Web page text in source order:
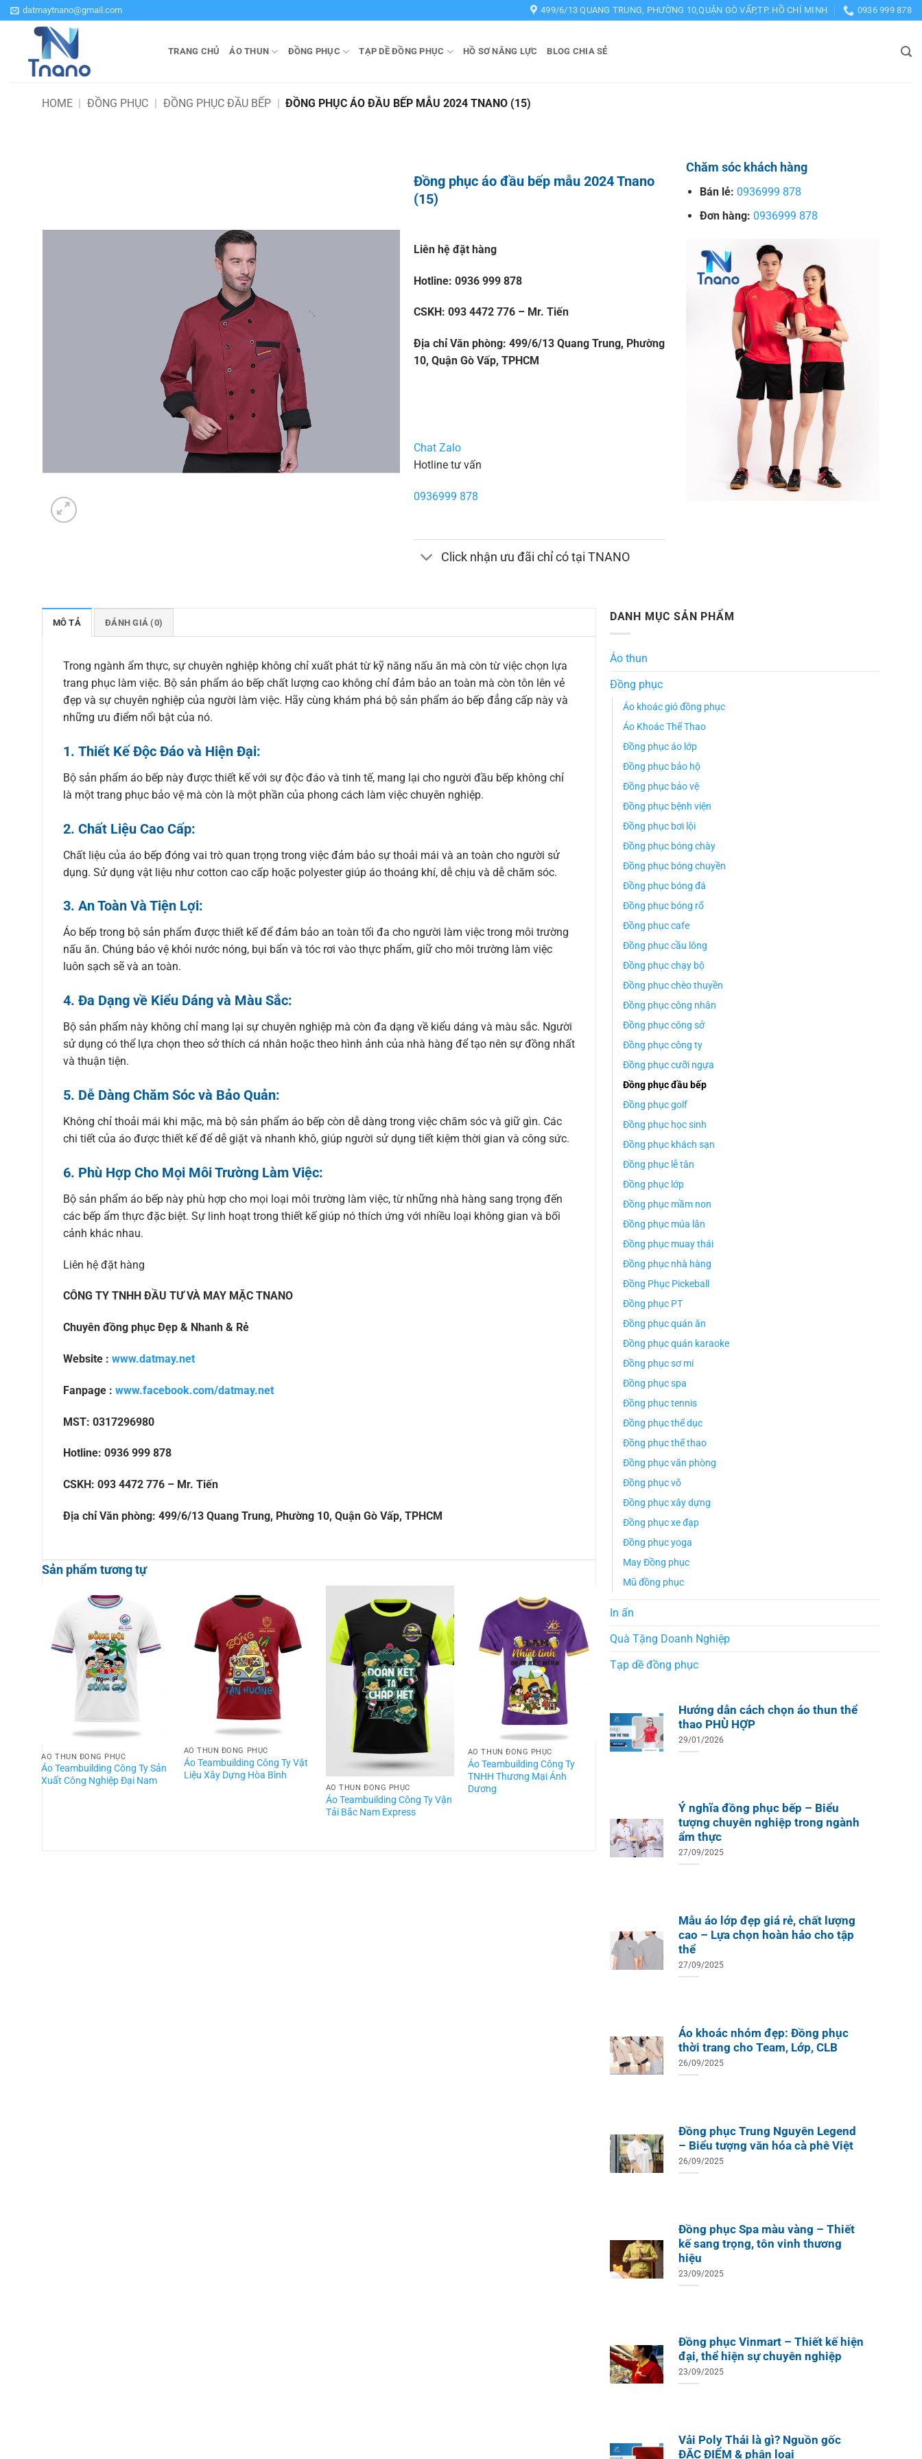
Bỏ
qua
datmaytnano@gmail.com 499/6/13 QUANG TRUNG, PHƯỜNG 10,QUẬN GÒ VẤP,TP. HỒ CHÍ MINH 0936 999 878
TRANG CHỦ ÁO THUN ĐỒNG PHỤC TẠP DỀ ĐỒNG PHỤC HỒ SƠ NĂNG LỰC BLOG CHIA SẺ
HOME | ĐỒNG PHỤC | ĐỒNG PHỤC ĐẦU BẾP | ĐỒNG PHỤC ÁO ĐẦU BẾP MẪU 2024 TNANO (15)
Đồng phục áo đầu bếp mẫu 2024 Tnano
(15)
Liên hệ đặt hàng
Hotline: 0936 999 878
CSKH: 093 4472 776 – Mr. Tiến
Địa chỉ Văn phòng: 499/6/13 Quang Trung, Phường
10, Quận Gò Vấp, TPHCM
Chat Zalo
Hotline tư vấn
0936999 878
Click nhận ưu đãi chỉ có tại TNANO
Chăm sóc khách hàng
Bán lẻ: 0936999 878
Đơn hàng: 0936999 878
MÔ TẢ ĐÁNH GIÁ (0)
Trong ngành ẩm thực, sự chuyên nghiệp không chỉ xuất phát từ kỹ năng nấu ăn mà còn từ việc chọn lựa
trang phục làm việc. Bộ sản phẩm áo bếp chất lượng cao không chỉ đảm bảo an toàn mà còn tôn lên vẻ
đẹp và sự chuyên nghiệp của người làm việc. Hãy cùng khám phá bộ sản phẩm áo bếp đẳng cấp này và
những ưu điểm nổi bật của nó.
1. Thiết Kế Độc Đáo và Hiện Đại:
Bộ sản phẩm áo bếp này được thiết kế với sự độc đáo và tinh tế, mang lại cho người đầu bếp không chỉ
là một trang phục bảo vệ mà còn là một phần của phong cách làm việc chuyên nghiệp.
2. Chất Liệu Cao Cấp:
Chất liệu của áo bếp đóng vai trò quan trọng trong việc đảm bảo sự thoải mái và an toàn cho người sử
dụng. Sử dụng vật liệu như cotton cao cấp hoặc polyester giúp áo thoáng khí, dễ chịu và dễ chăm sóc.
3. An Toàn Và Tiện Lợi:
Áo bếp trong bộ sản phẩm được thiết kế để đảm bảo an toàn tối đa cho người làm việc trong môi trường
nấu ăn. Chúng bảo vệ khỏi nước nóng, bụi bẩn và tóc rơi vào thực phẩm, giữ cho môi trường làm việc
luôn sạch sẽ và an toàn.
4. Đa Dạng về Kiểu Dáng và Màu Sắc:
Bộ sản phẩm này không chỉ mang lại sự chuyên nghiệp mà còn đa dạng về kiểu dáng và màu sắc. Người
sử dụng có thể lựa chọn theo sở thích cá nhân hoặc theo hình ảnh của nhà hàng để tạo nên sự đồng nhất
và thuận tiện.
5. Dễ Dàng Chăm Sóc và Bảo Quản:
Không chỉ thoải mái khi mặc, mà bộ sản phẩm áo bếp còn dễ dàng trong việc chăm sóc và giữ gìn. Các
chi tiết của áo được thiết kế để dễ giặt và nhanh khô, giúp người sử dụng tiết kiệm thời gian và công sức.
6. Phù Hợp Cho Mọi Môi Trường Làm Việc:
Bộ sản phẩm áo bếp này phù hợp cho mọi loại môi trường làm việc, từ những nhà hàng sang trọng đến
các bếp ẩm thực đặc biệt. Sự linh hoạt trong thiết kế giúp nó thích ứng với nhiều loại không gian và bối
cảnh khác nhau.
Liên hệ đặt hàng
CÔNG TY TNHH ĐẦU TƯ VÀ MAY MẶC TNANO
Chuyên đồng phục Đẹp & Nhanh & Rẻ
Website : www.datmay.net
Fanpage : www.facebook.com/datmay.net
MST: 0317296980
Hotline: 0936 999 878
CSKH: 093 4472 776 – Mr. Tiến
Địa chỉ Văn phòng: 499/6/13 Quang Trung, Phường 10, Quận Gò Vấp, TPHCM
Sản phẩm tương tự
ÁO THUN ĐỒNG PHỤC
Áo Teambuilding Công Ty Sản
Xuất Công Nghiệp Đại Nam
ÁO THUN ĐỒNG PHỤC
Áo Teambuilding Công Ty Vật
Liệu Xây Dựng Hòa Bình
ÁO THUN ĐỒNG PHỤC
Áo Teambuilding Công Ty Vận
Tải Bắc Nam Express
ÁO THUN ĐỒNG PHỤC
Áo Teambuilding Công Ty
TNHH Thương Mại Ánh
Dương
Áo Teambuilding Công Ty
Thủy Sản Biển Xanh
DANH MỤC SẢN PHẨM
Áo thun
Đồng phục
Áo khoác gió đồng phục
Áo Khoác Thể Thao
Đồng phục áo lớp
Đồng phục bảo hộ
Đồng phục bảo vệ
Đồng phục bệnh viện
Đồng phục bơi lội
Đồng phục bóng chày
Đồng phục bóng chuyền
Đồng phục bóng đá
Đồng phục bóng rổ
Đồng phục cafe
Đồng phục cầu lông
Đồng phục chạy bộ
Đồng phục chèo thuyền
Đồng phục công nhân
Đồng phục công sở
Đồng phục công ty
Đồng phục cưỡi ngựa
Đồng phục đầu bếp
Đồng phục golf
Đồng phục học sinh
Đồng phục khách sạn
Đồng phục lễ tân
Đồng phục lớp
Đồng phục mầm non
Đồng phục múa lân
Đồng phục muay thái
Đồng phục nhà hàng
Đồng Phục Pickeball
Đồng phục PT
Đồng phục quán ăn
Đồng phục quán karaoke
Đồng phục sơ mi
Đồng phục spa
Đồng phục tennis
Đồng phục thể dục
Đồng phục thể thao
Đồng phục văn phòng
Đồng phục võ
Đồng phục xây dựng
Đồng phục xe đạp
Đồng phục yoga
May Đồng phục
Mũ đồng phục
In ấn
Quà Tặng Doanh Nghiệp
Tạp dề đồng phục
Hướng dẫn cách chọn áo thun thể
thao PHÙ HỢP
29/01/2026
Ý nghĩa đồng phục bếp – Biểu
tượng chuyên nghiệp trong ngành
ẩm thực
27/09/2025
Mẫu áo lớp đẹp giá rẻ, chất lượng
cao – Lựa chọn hoàn hảo cho tập
thể
27/09/2025
Áo khoác nhóm đẹp: Đồng phục
thời trang cho Team, Lớp, CLB
26/09/2025
Đồng phục Trung Nguyên Legend
– Biểu tượng văn hóa cà phê Việt
26/09/2025
Đồng phục Spa màu vàng – Thiết
kế sang trọng, tôn vinh thương
hiệu
23/09/2025
Đồng phục Vinmart – Thiết kế hiện
đại, thể hiện sự chuyên nghiệp
23/09/2025
Vải Poly Thái là gì? Nguồn gốc
ĐẶC ĐIỂM & phân loại